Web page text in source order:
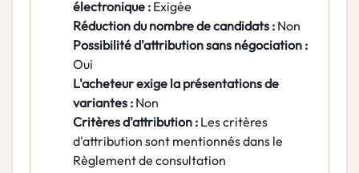
électronique : Exigée
Réduction du nombre de candidats : Non
Possibilité d'attribution sans négociation :
Oui
L'acheteur exige la présentations de
variantes : Non
Critères d'attribution : Les critères
d'attribution sont mentionnés dans le
Règlement de consultation